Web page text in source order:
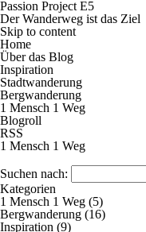
Passion Project E5
Der Wanderweg ist das Ziel
Skip to content
Home
Über das Blog
Inspiration
Stadtwanderung
Bergwanderung
1 Mensch 1 Weg
Blogroll
RSS
1 Mensch 1 Weg
Suchen nach:
Kategorien
1 Mensch 1 Weg (5)
Bergwanderung (16)
Inspiration (9)